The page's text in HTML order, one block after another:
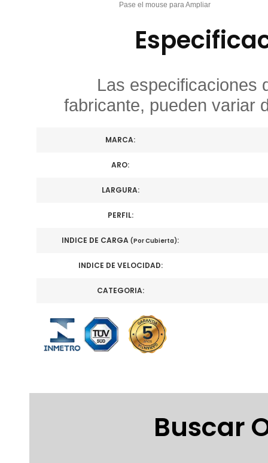
Pase el mouse para Ampliar
Las especificaciones
fabricante, pueden variar
MARCA:
ARO:
LARGURA:
PERFIL:
INDICE DE CARGA (Por Cubierta):
INDICE DE VELOCIDAD:
CATEGORIA:
Buscar